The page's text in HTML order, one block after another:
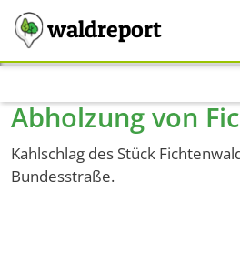
waldreport
Abholzung von
Kahlschlag des Stück
Bundesstraße.